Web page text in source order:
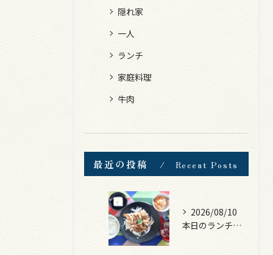
隠れ家
一人
ランチ
家庭料理
牛肉
最近の投稿 Recent Posts
2026/08/10
本日のランチは、豚の生姜焼き！